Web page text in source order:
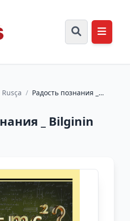
Rusça / Радость познания _
_ Bilginin